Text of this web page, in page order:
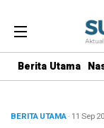
Berita Utama
BERITA UTAMA· 11 Sep